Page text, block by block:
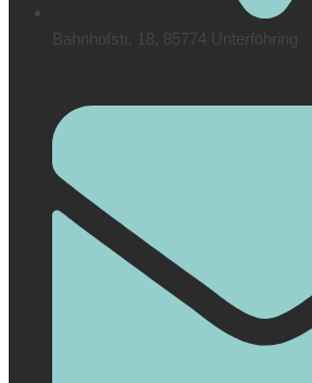
Bahnhofstr. 18, 85774 Unterföhring